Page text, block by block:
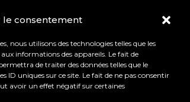
le consentement
nous utilisons des technologies telles que les
informations des appareils. Le fait de
de traiter des données telles que le
uniques sur ce site. Le fait de ne pas consentir
avoir un effet négatif sur certaines
Mentions légales